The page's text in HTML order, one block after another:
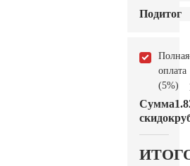
Подитог
Полная
оплата
(5%)
Сумма
скидок